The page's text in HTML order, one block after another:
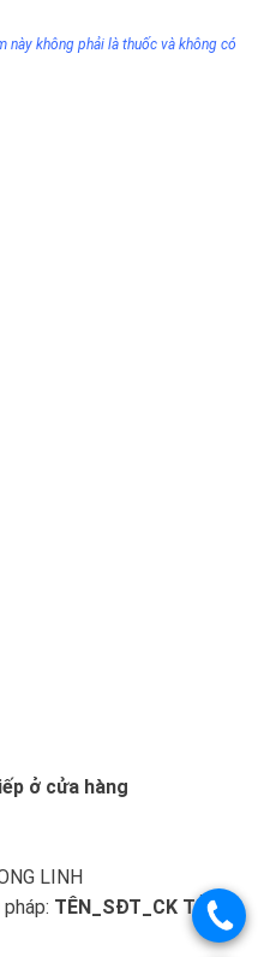
này không phải là thuốc và không có
ở cửa hàng
LINH
TÊN_SĐT_CK TIỀN